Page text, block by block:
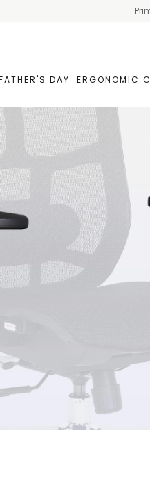
DAY ERGONOMIC